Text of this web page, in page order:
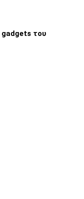
gadgets του